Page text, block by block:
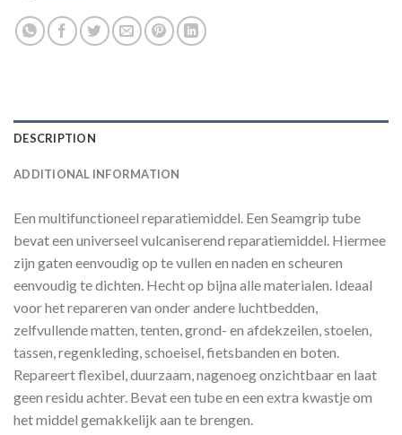
DESCRIPTION
ADDITIONAL INFORMATION
Een multifunctioneel reparatiemiddel. Een Seamgrip tube
bevat een universeel vulcaniserend reparatiemiddel. Hiermee
zijn gaten eenvoudig op te vullen en naden en scheuren
eenvoudig te dichten. Hecht op bijna alle materialen. Ideaal
voor het repareren van onder andere luchtbedden,
zelfvullende matten, tenten, grond- en afdekzeilen, stoelen,
tassen, regenkleding, schoeisel, fietsbanden en boten.
Repareert flexibel, duurzaam, nagenoeg onzichtbaar en laat
geen residu achter. Bevat een tube en een extra kwastje om
het middel gemakkelijk aan te brengen.